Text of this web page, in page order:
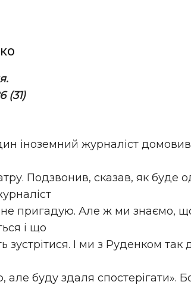
(31)
іноземний журналіст
Подзвонив, сказав, як буде
не пригадую. Але ж ми знаємо,
і що
зустрітися. І ми з Руденком
але буду здаля спостерігати».